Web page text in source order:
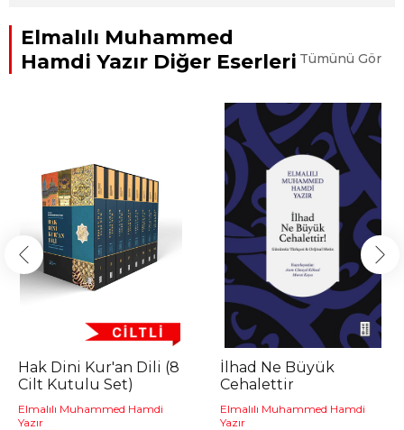
Elmalılı Muhammed
Hamdi Yazır Diğer Eserleri Tümünü Gör
Hak Dini Kur'an Dili (8
Cilt Kutulu Set)
Elmalılı Muhammed Hamdi
Yazır
İlhad Ne Büyük
Cehalettir
Elmalılı Muhammed Hamdi
Yazır